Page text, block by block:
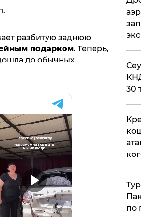
разбитую заднюю
подарком. Теперь,
до обычных
30
по